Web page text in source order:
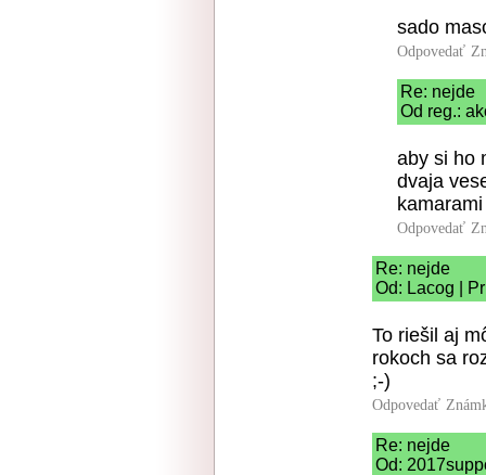
sado
Odpovedať
Re: nejde
Od reg.:
aby si ho
dvaja
Odpovedať
Re: nejde
Od: Lacog |
To riešil aj
rokoch sa
;-)
Odpovedať
Re: nejde
Od: